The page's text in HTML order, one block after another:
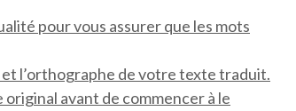
pour vous assurer que les mots
l’orthographe de votre texte traduit.
avant de commencer à le